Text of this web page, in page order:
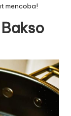
mencoba!